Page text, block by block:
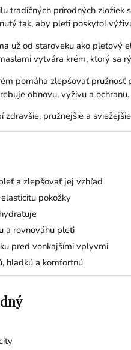
tradičných prírodných
tak, aby pleti poskytol
už od staroveku ako
vytvára krém, ktorý sa
pomáha zlepšovať
obnovu, výživu a ochranu.
pružnejšie a
a zlepšovať jej vzhľad
pokožky
a rovnováhu pleti
pred vonkajšími vplyvmi
hladkú a komfortnú